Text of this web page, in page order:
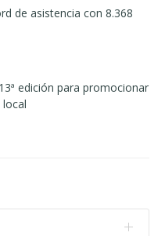
de asistencia con 8.368
edición para promocionar